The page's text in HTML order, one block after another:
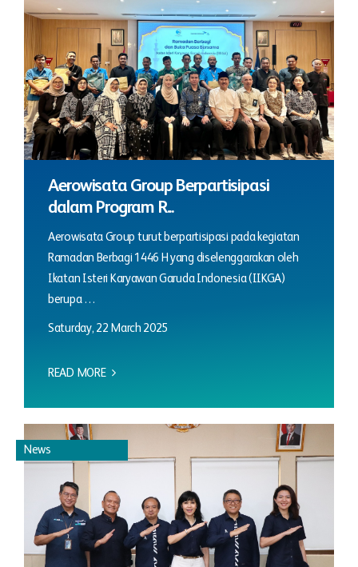
Aerowisata Group Berpartisipasi
dalam Program R...
Aerowisata Group turut berpartisipasi pada kegiatan
Ramadan Berbagi 1446 H yang diselenggarakan oleh
Ikatan Isteri Karyawan Garuda Indonesia (IIKGA)
berupa …
Saturday, 22 March 2025
READ MORE
News